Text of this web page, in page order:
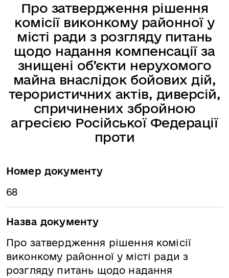
Про затвердження рішення
комісії виконкому районної у
місті ради з розгляду питань
щодо надання компенсації за
знищені об’єкти нерухомого
майна внаслідок бойових дій,
терористичних актів, диверсій,
спричинених збройною
агресією Російської Федерації
проти
Номер документу
68
Назва документу
Про затвердження рішення комісії
виконкому районної у місті ради з
розгляду питань щодо надання